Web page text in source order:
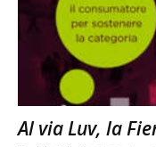
Al via Luv, la